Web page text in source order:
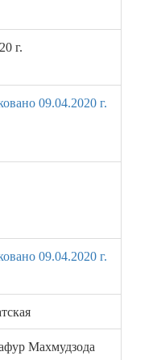
г.
09.04.2020 г.
09.04.2020 г.
Махмудзода